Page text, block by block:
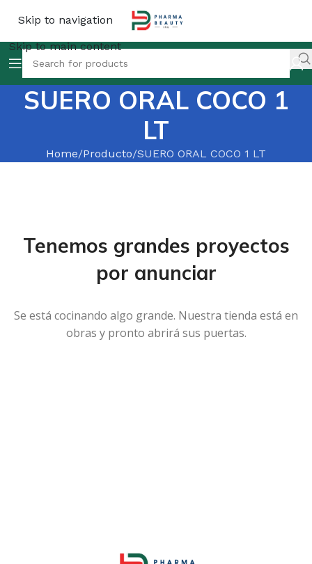
Skip to navigation
Skip to main content
SUERO ORAL COCO 1
LT
Home Producto SUERO ORAL COCO 1 LT
Tenemos grandes proyectos
por anunciar
Se está cocinando algo grande. Nuestra tienda está en
obras y pronto abrirá sus puertas.